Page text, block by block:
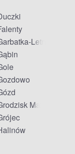
Letnisko
Mazowiecki